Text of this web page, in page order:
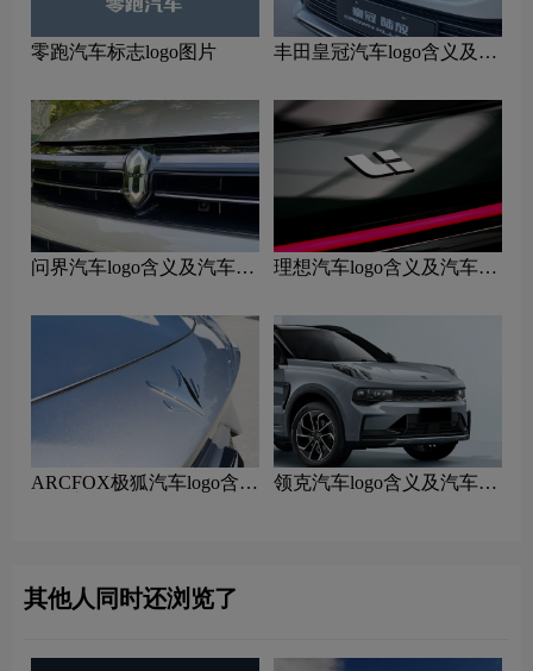
零跑汽车标志logo图片
丰田皇冠汽车logo含义及汽
问界汽车logo含义及汽车品
理想汽车logo含义及汽车品
ARCFOX极狐汽车logo含义
领克汽车logo含义及汽车品
其他人同时还浏览了